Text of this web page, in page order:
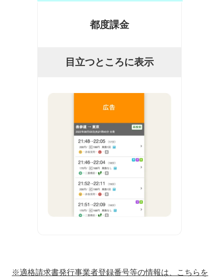
都度課金
目立つところに表示
※適格請求書発行事業者登録番号等の情報は、こちらを